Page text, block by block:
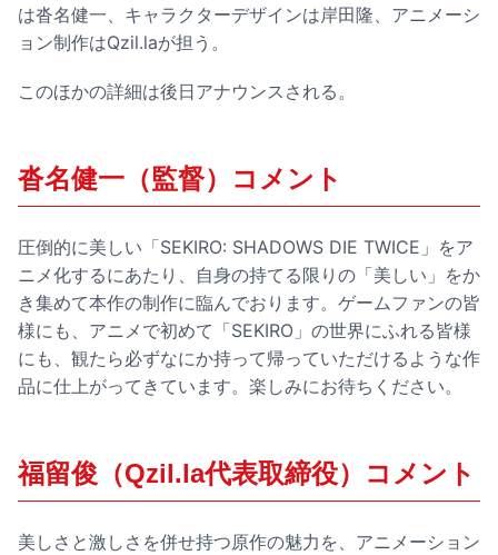
は沓名健一、キャラクターデザインは岸田隆、アニメーシ
ョン制作はQzil.laが担う。
このほかの詳細は後日アナウンスされる。
沓名健一（監督）コメント
圧倒的に美しい「SEKIRO: SHADOWS DIE TWICE」をア
ニメ化するにあたり、自身の持てる限りの「美しい」をか
き集めて本作の制作に臨んでおります。ゲームファンの皆
様にも、アニメで初めて「SEKIRO」の世界にふれる皆様
にも、観たら必ずなにか持って帰っていただけるような作
品に仕上がってきています。楽しみにお待ちください。
福留俊（Qzil.la代表取締役）コメント
美しさと激しさを併せ持つ原作の魅力を、アニメーション